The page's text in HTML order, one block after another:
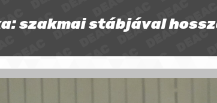
szakmai stábjával